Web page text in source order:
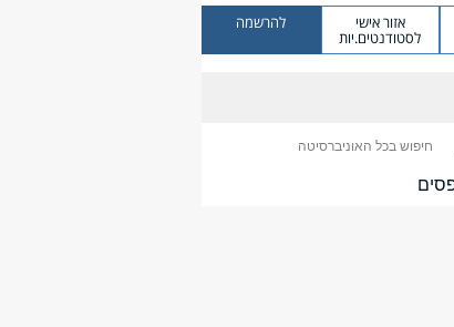
אזור אישי
לסטודנטים.יות
להרשמה
חיפוש בכל האוניברסיטה